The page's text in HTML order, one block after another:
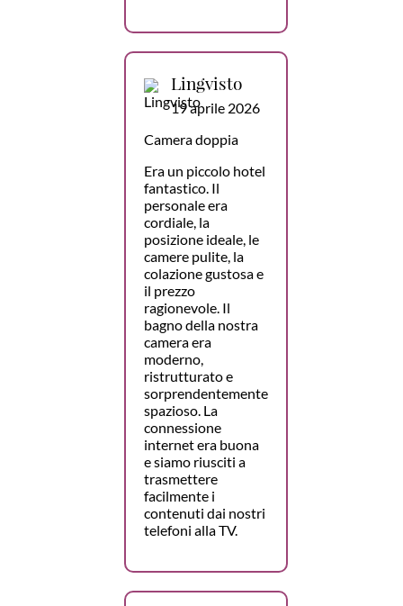
Lingvisto
19 aprile 2026
Camera doppia
Era un piccolo hotel
fantastico. Il
personale era
cordiale, la
posizione ideale, le
camere pulite, la
colazione gustosa e
il prezzo
ragionevole. Il
bagno della nostra
camera era
moderno,
ristrutturato e
sorprendentemente
spazioso. La
connessione
internet era buona
e siamo riusciti a
trasmettere
facilmente i
contenuti dai nostri
telefoni alla TV.